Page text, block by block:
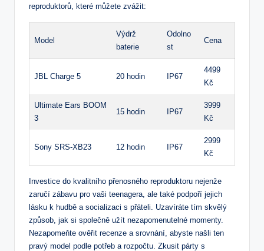
reproduktorů, které můžete zvážit:
Model
Výdrž
baterie
Odolno
st
Cena
JBL Charge 5 20 hodin IP67
4499
Kč
Ultimate Ears BOOM
3
15 hodin IP67
3999
Kč
Sony SRS-XB23 12 hodin IP67
2999
Kč
Investice do kvalitního přenosného reproduktoru nejenže
zaručí zábavu pro vaši teenagera, ale také podpoří jejich
lásku k hudbě a socializaci s přáteli. Uzavíráte tím skvělý
způsob, jak si společně užít nezapomenutelné momenty.
Nezapomeňte ověřit recenze a srovnání, abyste našli ten
pravý model podle potřeb a rozpočtu. Zkusit párty s